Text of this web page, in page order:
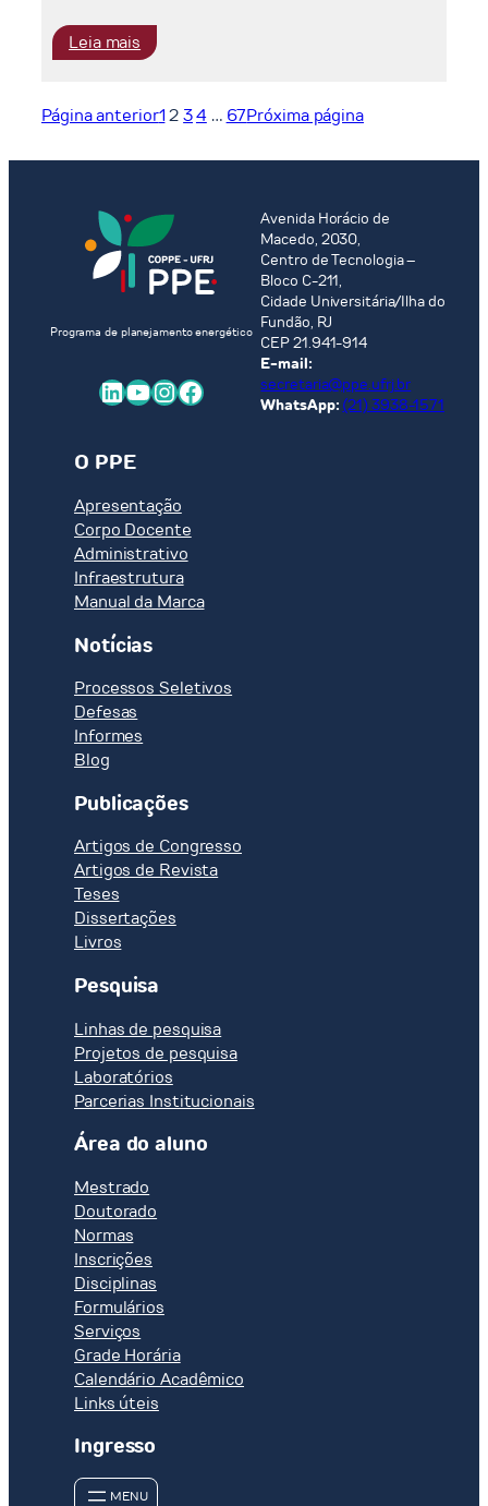
imports
strategies
and
Leia mais
Allocative
towards
Transition:
Cases
Natural
Gas
Electricity
Página anterior1234 … 67Próxima página
Programa de planejamento energético
LinkedIn Youtube InstagramFacebook
Avenida Horácio de
Macedo, 2030,
Centro de Tecnologia –
Bloco C-211,
Cidade Universitária/Ilha do
Fundão, RJ
CEP 21.941-914
E-mail:
secretaria@ppe.ufrj.br
WhatsApp: (21) 3938-1571
O PPE
Apresentação
Corpo Docente
Administrativo
Infraestrutura
Manual da Marca
Notícias
Processos Seletivos
Defesas
Informes
Blog
Publicações
Artigos de Congresso
Artigos de Revista
Teses
Dissertações
Livros
Pesquisa
Linhas de pesquisa
Projetos de pesquisa
Laboratórios
Parcerias Institucionais
Área do aluno
Mestrado
Doutorado
Normas
Inscrições
Disciplinas
Formulários
Serviços
Grade Horária
Calendário Acadêmico
Links úteis
Ingresso